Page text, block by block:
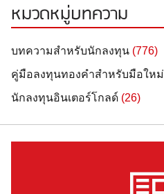
หมวดหมู่บทความ
บทความสำหรับนักลงทุน (776)
คู่มือลงทุนทองคำสำหรับมือใหม่
นักลงทุนอินเตอร์โกลด์ (26)